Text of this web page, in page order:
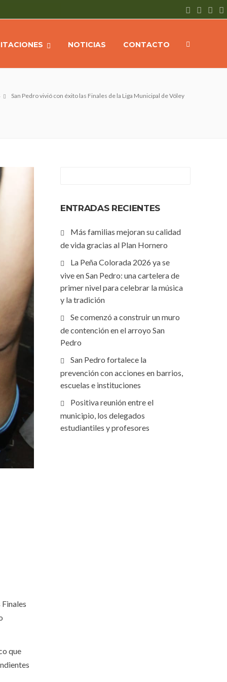
NOTICIAS CONTACTO
San Pedro vivió con éxito las Finales de la Liga Municipal de Vóley
que
ENTRADAS RECIENTES
Más familias mejoran su calidad
de vida gracias al Plan Hornero
La Peña Colorada 2026 ya se
vive en San Pedro: una cartelera de
primer nivel para celebrar la música
y la tradición
Se comenzó a construir un muro
de contención en el arroyo San
Pedro
San Pedro fortalece la
prevención con acciones en barrios,
escuelas e instituciones
Positiva reunión entre el
municipio, los delegados
estudiantiles y profesores